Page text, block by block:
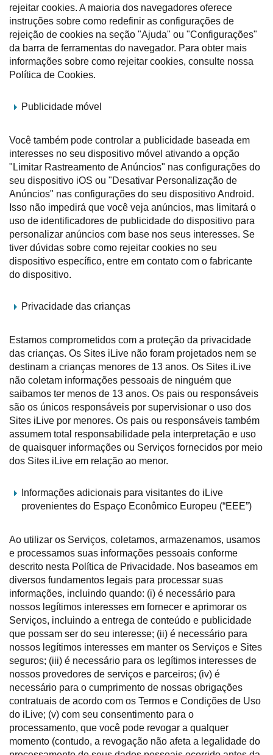
rejeitar cookies. A maioria dos navegadores oferece
instruções sobre como redefinir as configurações de
rejeição de cookies na seção "Ajuda" ou "Configurações"
da barra de ferramentas do navegador. Para obter mais
informações sobre como rejeitar cookies, consulte nossa
Política de Cookies.
Publicidade móvel
Você também pode controlar a publicidade baseada em
interesses no seu dispositivo móvel ativando a opção
"Limitar Rastreamento de Anúncios" nas configurações do
seu dispositivo iOS ou "Desativar Personalização de
Anúncios" nas configurações do seu dispositivo Android.
Isso não impedirá que você veja anúncios, mas limitará o
uso de identificadores de publicidade do dispositivo para
personalizar anúncios com base nos seus interesses. Se
tiver dúvidas sobre como rejeitar cookies no seu
dispositivo específico, entre em contato com o fabricante
do dispositivo.
Privacidade das crianças
Estamos comprometidos com a proteção da privacidade
das crianças. Os Sites iLive não foram projetados nem se
destinam a crianças menores de 13 anos. Os Sites iLive
não coletam informações pessoais de ninguém que
saibamos ter menos de 13 anos. Os pais ou responsáveis
são os únicos responsáveis por supervisionar o uso dos
Sites iLive por menores. Os pais ou responsáveis também
assumem total responsabilidade pela interpretação e uso
de quaisquer informações ou Serviços fornecidos por meio
dos Sites iLive em relação ao menor.
Informações adicionais para visitantes do iLive
provenientes do Espaço Econômico Europeu (“EEE”)
Ao utilizar os Serviços, coletamos, armazenamos, usamos
e processamos suas informações pessoais conforme
descrito nesta Política de Privacidade. Nos baseamos em
diversos fundamentos legais para processar suas
informações, incluindo quando: (i) é necessário para
nossos legítimos interesses em fornecer e aprimorar os
Serviços, incluindo a entrega de conteúdo e publicidade
que possam ser do seu interesse; (ii) é necessário para
nossos legítimos interesses em manter os Serviços e Sites
seguros; (iii) é necessário para os legítimos interesses de
nossos provedores de serviços e parceiros; (iv) é
necessário para o cumprimento de nossas obrigações
contratuais de acordo com os Termos e Condições de Uso
do iLive; (v) com seu consentimento para o
processamento, que você pode revogar a qualquer
momento (contudo, a revogação não afeta a legalidade do